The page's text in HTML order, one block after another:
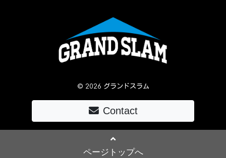
© 2026 グランドスラム
Contact
ページトップへ